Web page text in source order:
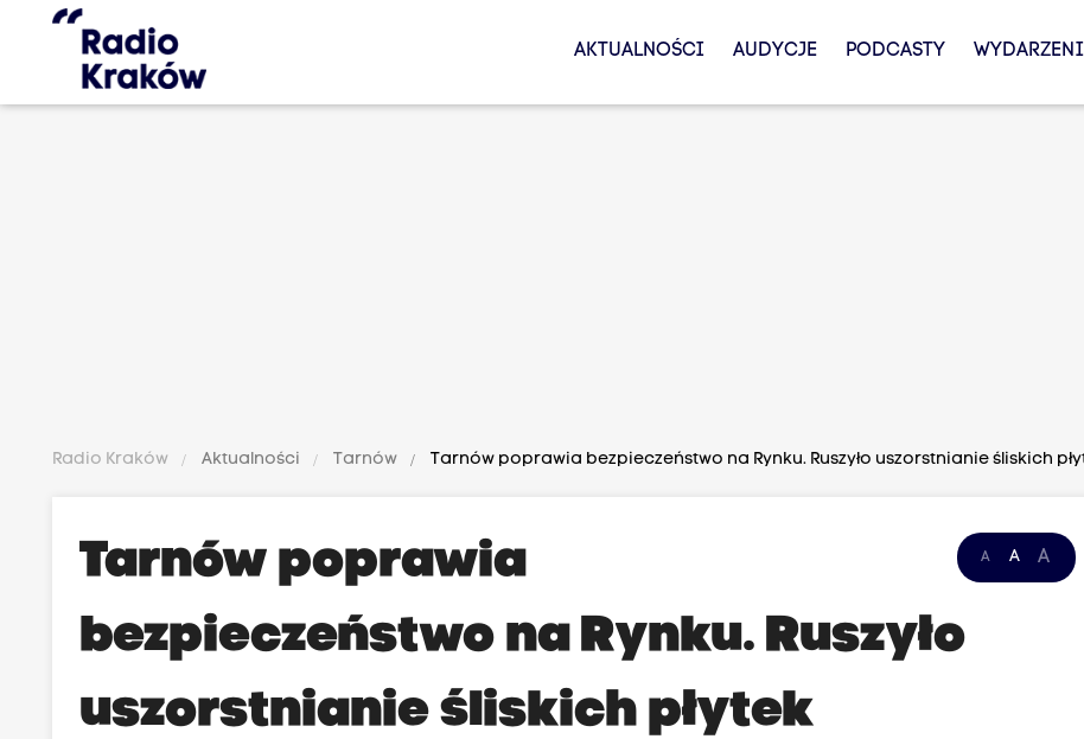
AKTUALNOŚCI AUDYCJE PODCASTY
Radio Kraków Aktualności Tarnów Tarnów poprawia bezpieczeństwo na Rynku. Ruszyło uszorstnianie śliskich
A A A
Tarnów poprawia
bezpieczeństwo na Rynku. Ruszyło
uszorstnianie śliskich płytek